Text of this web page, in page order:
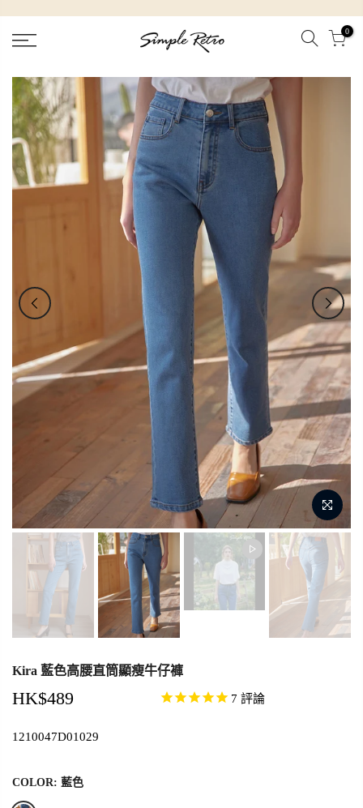
0
Kira 藍色高腰直筒顯瘦牛仔褲
HK$489 7 評論
1210047D01029
COLOR: 藍色